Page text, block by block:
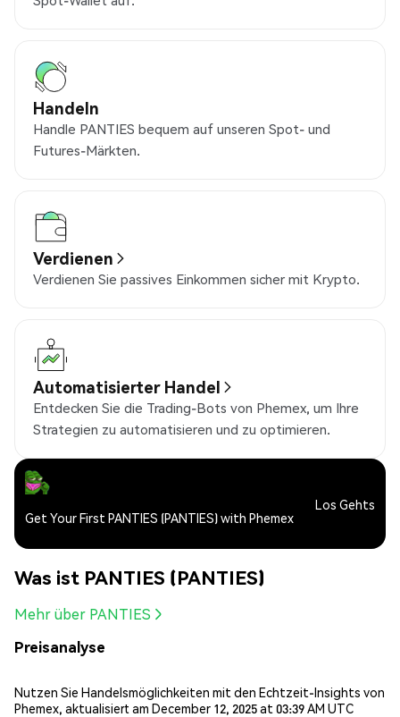
Handeln
Handle PANTIES bequem auf unseren Spot- und
Futures-Märkten.
Verdienen
Verdienen Sie passives Einkommen sicher mit Krypto.
Automatisierter Handel
Entdecken Sie die Trading-Bots von Phemex, um Ihre
Strategien zu automatisieren und zu optimieren.
Get Your First PANTIES (PANTIES) with Phemex
Los Gehts
Was ist PANTIES (PANTIES)
Mehr über PANTIES
Preisanalyse
Nutzen Sie Handelsmöglichkeiten mit den Echtzeit-Insights von
Phemex, aktualisiert am December 12, 2025 at 03:39 AM UTC